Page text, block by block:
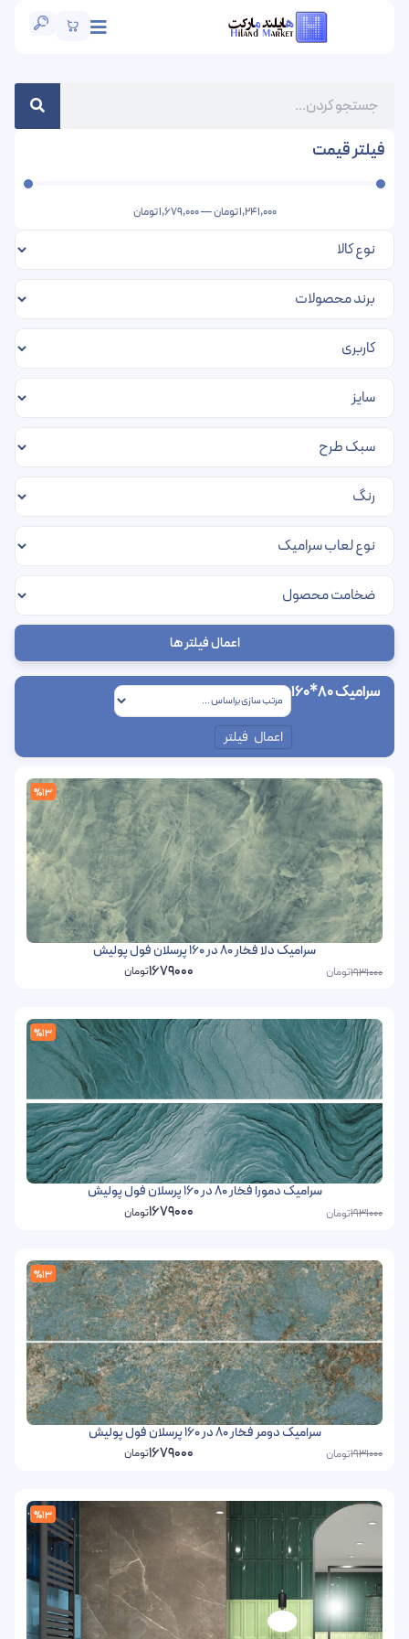
فیلتر قیمت
1,241,000تومان—
1,679,000تومان
اعمال فیلتر ها
سرامیک 80*160
اعمال فیلتر
%13
سرامیک دلا فخار 80 در 160 پرسلان فول پولیش
1931000تومان 1679000تومان
%13
سرامیک دمورا فخار 80 در 160 پرسلان فول پولیش
1931000تومان 1679000تومان
%13
سرامیک دومر فخار 80 در 160 پرسلان فول پولیش
1931000تومان 1679000تومان
%13